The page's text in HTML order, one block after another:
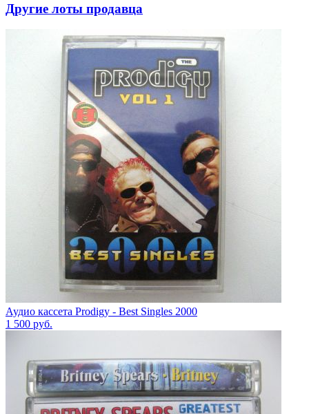
Другие лоты продавца
Аудио кассета Prodigy - Best Singles 2000
1 500 руб.